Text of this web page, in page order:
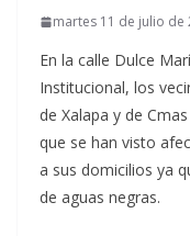
martes 11 de julio de
En la calle Dulce
Institucional, los
de Xalapa y de
que se han visto
a sus domicilios ya
de aguas negras.